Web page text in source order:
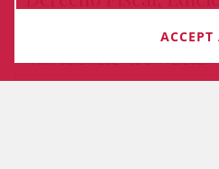
From 05/24/2027 to 07/12/2027
ACCEPT